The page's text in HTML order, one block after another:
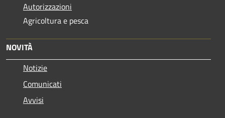
Autorizzazioni
Agricoltura e pesca
NOVITÀ
Notizie
Comunicati
Avvisi